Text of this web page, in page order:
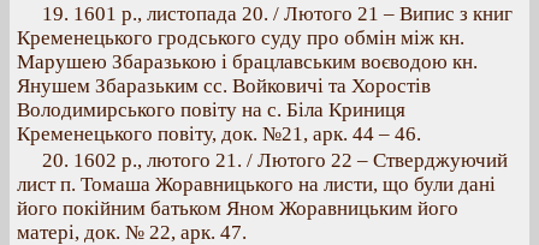
19. 1601 p., листопада 20. / Лютого 21 – Випис з книг
Кременецького гродського суду про обмін між кн.
Марушею Збаразькою і брацлавським воєводою кн.
Янушем Збаразьким сс. Войковичі та Хоростів
Володимирського повіту на с. Біла Криниця
Кременецького повіту, док. №21, арк. 44 – 46.
20. 1602 p., лютого 21. / Лютого 22 – Стверджуючий
лист п. Томаша Жоравницького на листи, що були дані
його покійним батьком Яном Жоравницьким його
матері, док. № 22, арк. 47.